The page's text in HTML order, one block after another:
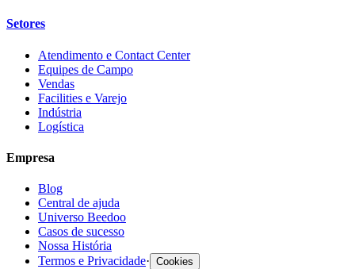
Setores
Atendimento e Contact Center
Equipes de Campo
Vendas
Facilities e Varejo
Indústria
Logística
Empresa
Blog
Central de ajuda
Universo Beedoo
Casos de sucesso
Nossa História
Termos e Privacidade· Cookies